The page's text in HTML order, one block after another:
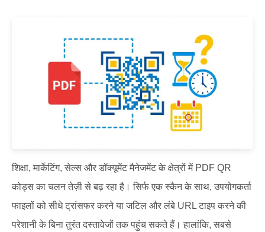
शिक्षा, मार्केटिंग, सेल्स और डॉक्यूमेंट मैनेजमेंट के क्षेत्रों में PDF QR
कोड्स का चलन तेज़ी से बढ़ रहा है। सिर्फ एक स्कैन के साथ, उपयोगकर्ता
फाइलों को सीधे ट्रांसफर करने या जटिल और लंबे URL टाइप करने की
परेशानी के बिना तुरंत दस्तावेजों तक पहुंच सकते हैं। हालांकि, सबसे